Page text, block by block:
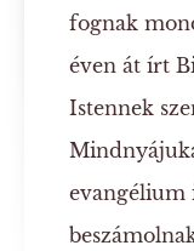
fognak
éven át írt
Istennek
evangélium